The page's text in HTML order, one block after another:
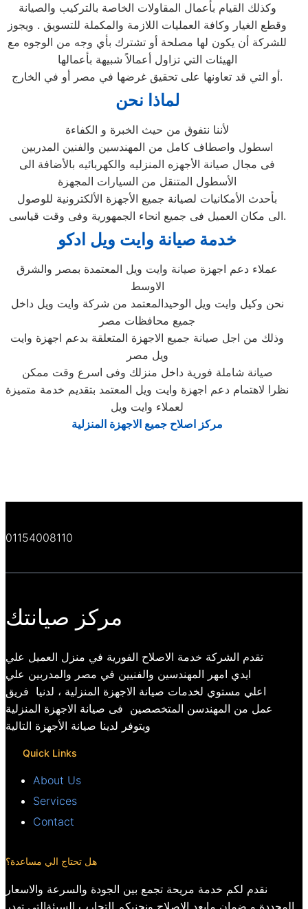
وكذلك القيام بأعمال المقاولات الخاصة بالتركيب والصيانة
وقطع الغيار وكافة العمليات اللازمة والمكملة للتسويق . ويجوز
للشركة أن يكون لها مصلحة أو تشترك بأي وجه من الوجوه مع
الهيئات التي تزاول أعمالاً شبيهة بأعمالها
أو التي قد تعاونها على تحقيق غرضها في مصر أو في الخارج.
لماذا نحن
ﻷننا نتفوق من حيث الخبرة و الكفاءة
اسطول واصطاف كامل من المهندسين والفنين المدربين
فى مجال صيانة الأجهزه المنزليه والكهربائيه بالأضافة الى
الأسطول المتنقل من السيارات المجهزة
بأحدث الأمكانيات لصيانة جميع الأجهزة الألكترونية للوصول
الى مكان العميل فى جميع انحاء الجمهورية وفى وقت قياسى.
خدمة صيانة وايت ويل ادكو
عملاء دعم اجهزة صيانة وايت ويل المعتمدة بمصر والشرق
الاوسط
نحن وكيل وايت ويل الوحيدالمعتمد من شركة وايت ويل داخل
جميع محافظات مصر
وذلك من اجل صيانة جميع الاجهزة المتعلقة بدعم اجهزة وايت
ويل مصر
صيانة شاملة فورية داخل منزلك وفى اسرع وقت ممكن
نظرا لاهتمام دعم اجهزة وايت ويل المعتمد بتقديم خدمة متميزة
لعملاء وايت ويل
مركز اصلاح جميع الاجهزة المنزلية
01154008110
مركز صيانتك
تقدم الشركة خدمة الاصلاح الفورية في منزل العميل علي
ايدي امهر المهندسين والفنيين في مصر والمدربين علي
اعلي مستوي لخدمات صيانة الاجهزة المنزلية ، لدنيا فريق
عمل من المهندسن المتخصصين فى صيانة الاجهزة المنزلية
ويتوفر لدينا صيانة الأجهزة التالية
Quick Links
About Us
Services
Contact
هل تحتاج الي مساعدة؟
نقدم لكم خدمة مريحة تجمع بين الجودة والسرعة والاسعار
المحددة و ضمان مابعد الاصلاح ونجنبكم التجارب السيئةالتي تهدر